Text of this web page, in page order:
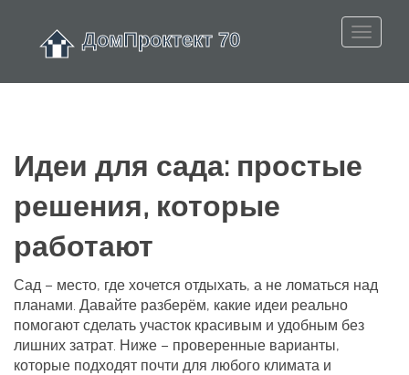
Идеи для сада: простые
решения, которые
работают
Сад – место, где хочется отдыхать, а не ломаться над
планами. Давайте разберём, какие идеи реально
помогают сделать участок красивым и удобным без
лишних затрат. Ниже – проверенные варианты,
которые подходят почти для любого климата и